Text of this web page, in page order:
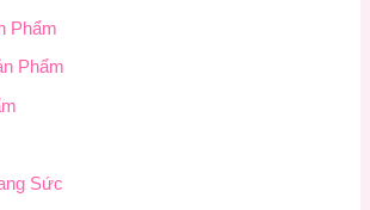
Phẩm
Phẩm
Sức